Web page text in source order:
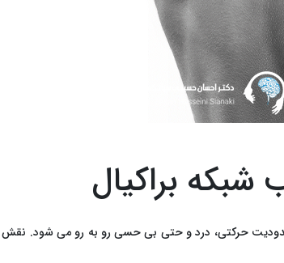
براکیال
حرکتی، درد و حتی بی‌ حسی رو به‌ رو می‌ شود. نقش